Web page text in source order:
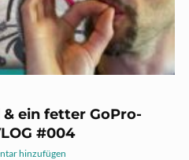
ein fetter GoPro-
#004
hinzufügen